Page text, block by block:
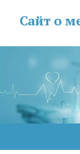
Сайт о